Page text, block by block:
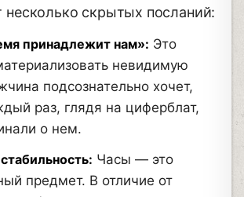
несколько скрытых посланий:
принадлежит нам»: Это
невидимую
подсознательно хочет,
раз, глядя на циферблат,
о нем.
Часы — это
предмет. В отличие от